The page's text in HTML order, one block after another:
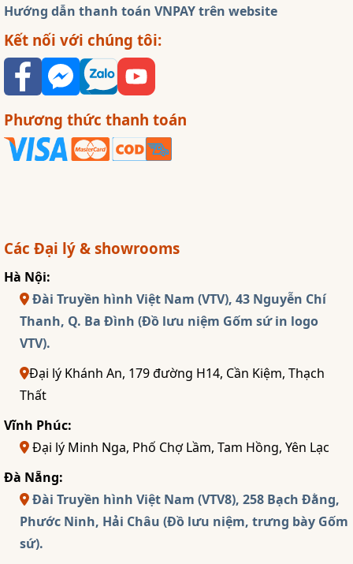
Hướng dẫn thanh toán VNPAY trên website
Kết nối với chúng tôi:
Phương thức thanh toán
Các Đại lý & showrooms
Hà Nội:
Đài Truyền hình Việt Nam (VTV), 43 Nguyễn Chí
Thanh, Q. Ba Đình (Đồ lưu niệm Gốm sứ in logo
VTV).
Đại lý Khánh An, 179 đường H14, Cần Kiệm, Thạch
Thất
Vĩnh Phúc:
Đại lý Minh Nga, Phố Chợ Lầm, Tam Hồng, Yên Lạc
Đà Nẵng:
Đài Truyền hình Việt Nam (VTV8), 258 Bạch Đằng,
Phước Ninh, Hải Châu (Đồ lưu niệm, trưng bày Gốm
sứ).